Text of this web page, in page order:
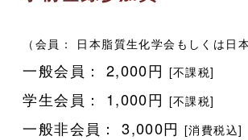
（会員： 日本脂質生化学会もしくは日
一般会員 ： 2,000円 [不課税]
学生会員 ： 1,000円 [不課税]
一般非会員： 3,000円[消費税込]